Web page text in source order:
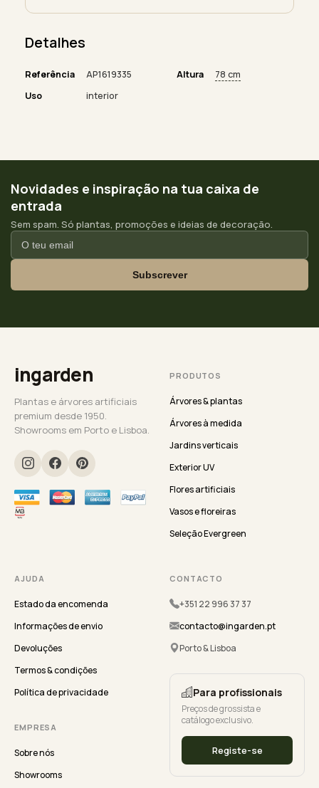
Detalhes
Referência AP1619335 Altura
78 cm
Uso
interior
Novidades e inspiração na tua caixa de
entrada
Sem spam. Só plantas, promoções e ideias de decoração.
Subscrever
ingarden
Plantas e árvores artificiais
premium desde 1950.
Showrooms em Porto e Lisboa.
PRODUTOS
Árvores & plantas
Árvores à medida
Jardins verticais
Exterior UV
Flores artificiais
Vasos e floreiras
Seleção Evergreen
AJUDA
Estado da encomenda
Informações de envio
Devoluções
Termos & condições
Política de privacidade
EMPRESA
Sobre nós
Showrooms
CONTACTO
+351 22 996 37 37
contacto@ingarden.pt
Porto & Lisboa
Para profissionais
Preços de grossista e
catálogo exclusivo.
Registe-se